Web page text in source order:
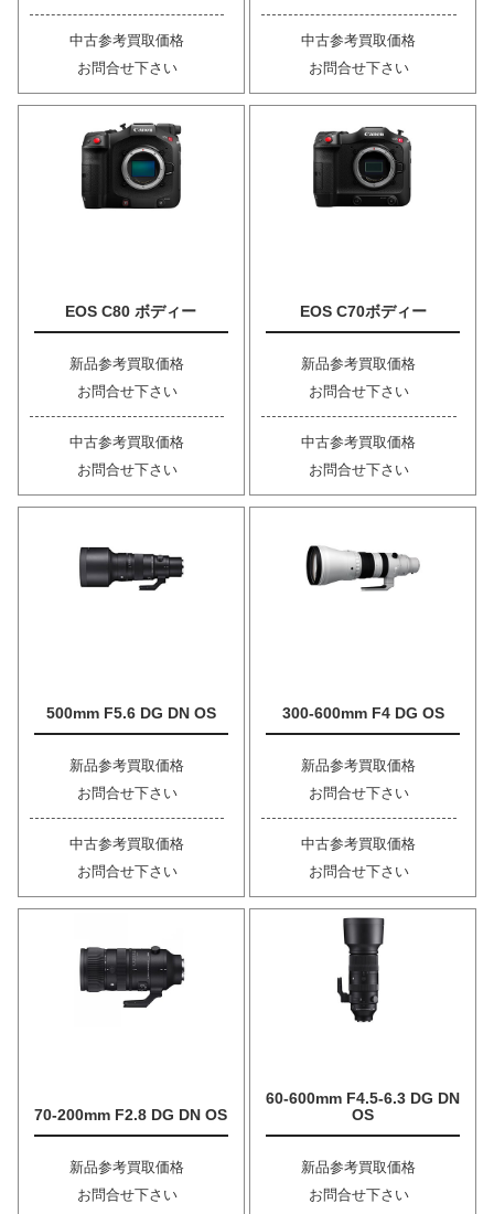
中古参考買取価格
お問合せ下さい
中古参考買取価格
お問合せ下さい
EOS C80 ボディー
新品参考買取価格
お問合せ下さい
中古参考買取価格
お問合せ下さい
EOS C70ボディー
新品参考買取価格
お問合せ下さい
中古参考買取価格
お問合せ下さい
500mm F5.6 DG DN OS
新品参考買取価格
お問合せ下さい
中古参考買取価格
お問合せ下さい
300-600mm F4 DG OS
新品参考買取価格
お問合せ下さい
中古参考買取価格
お問合せ下さい
70-200mm F2.8 DG DN OS
新品参考買取価格
お問合せ下さい
60-600mm F4.5-6.3 DG DN
OS
新品参考買取価格
お問合せ下さい